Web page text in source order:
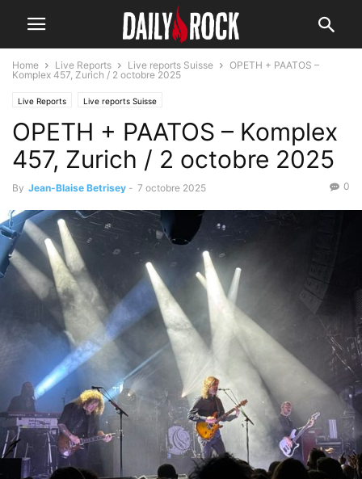
Home Live Reports Live reports Suisse
OPETH + PAATOS –
Komplex 457, Zurich / 2 octobre 2025
Live Reports Live reports Suisse
OPETH + PAATOS – Komplex
457, Zurich / 2 octobre 2025
By Jean-Blaise Betrisey - 7 octobre 2025 0